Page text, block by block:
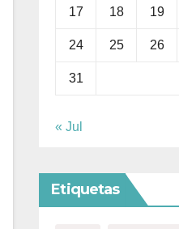
17 18 19
24 25 26
31
« Jul
Etiquetas